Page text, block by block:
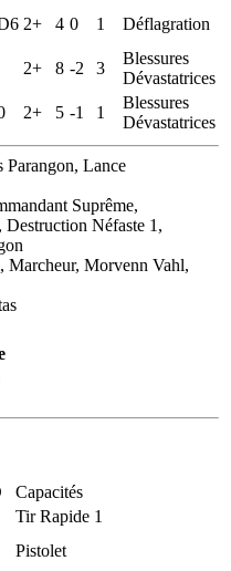
2+ 4 0 1
Déflagration
2+ 8 -2 3
Blessures
Dévastatrices
2+ 5 -1 1
Blessures
Dévastatrices
Lance
Suprême,
Néfaste 1,
Marcheur, Morvenn Vahl,
Capacités
Tir Rapide 1
Pistolet